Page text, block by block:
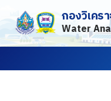
Skip
to
กองวิเคร
Water